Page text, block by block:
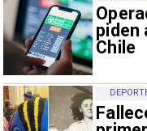
piden
Chile